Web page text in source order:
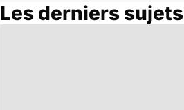
Les derniers sujets